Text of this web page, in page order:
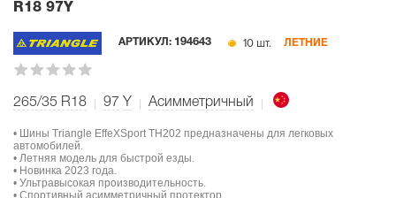
R18 97Y
АРТИКУЛ: 194643 10 шт. ЛЕТНИЕ
265/35 R18 97 Y Асимметричный
• Шины Triangle EffeXSport TH202 предназначены для легковых
автомобилей.
• Летняя модель для быстрой езды.
• Новинка 2023 года.
• Ультравысокая производительность.
• Спортивный асимметричный протектор.